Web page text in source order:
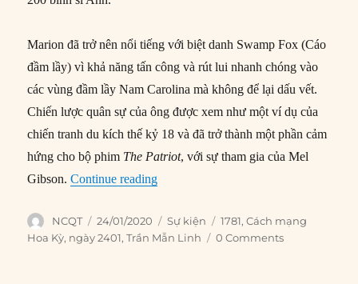
Marion đã trở nên nổi tiếng với biệt danh Swamp Fox (Cáo
đầm lầy) vì khả năng tấn công và rút lui nhanh chóng vào
các vùng đầm lầy Nam Carolina mà không để lại dấu vết.
Chiến lược quân sự của ông được xem như một ví dụ của
chiến tranh du kích thế kỷ 18 và đã trở thành một phần cảm
hứng cho bộ phim The Patriot, với sự tham gia của Mel
Gibson. Continue reading“24/01/1781: Lực lượng Ái quốc đột
Author
NCQT
Posted
on
24/01/2020 Categories
Sự kiện Tags
1781,Cách mạng
Hoa Kỳ, ngày 2401,Trần Mẫn Linh 0 Comments